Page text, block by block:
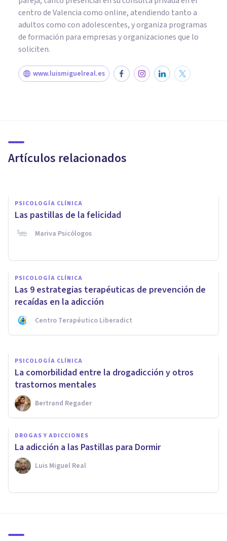
centro de Valencia como online, atendiendo tanto a
adultos como con adolescentes, y organiza programas
de formación para empresas y organizaciones que lo
soliciten.
www.luismiguelreal.es
Artículos relacionados
esquizofrenia: qué es y qué
propone
PSICOLOGÍA CLÍNICA
Las pastillas de la felicidad
Mariva Psicólogos
PSICOLOGÍA CLÍNICA
Las 9 estrategias terapéuticas de prevención de
recaídas en la adicción
Centro Terapéutico Liberadict
Contracondicionamiento: usos
terapéuticos de esta técnica
Arturo Torres
PSICOLOGÍA CLÍNICA
La comorbilidad entre la drogadicción y otros
trastornos mentales
Bertrand Regader
DROGAS Y ADICCIONES
La adicción a las Pastillas para Dormir
Luis Miguel Real